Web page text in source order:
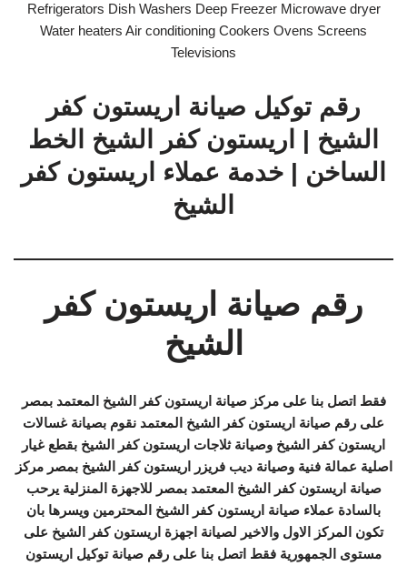
Refrigerators Dish Washers Deep Freezer Microwave dryer
Water heaters Air conditioning Cookers Ovens Screens
Televisions
رقم توكيل صيانة اريستون كفر
الشيخ | اريستون كفر الشيخ الخط
الساخن | خدمة عملاء اريستون كفر
الشيخ
رقم صيانة اريستون كفر
الشيخ
فقط اتصل بنا على مركز صيانة اريستون كفر الشيخ المعتمد بمصر
على رقم صيانة اريستون كفر الشيخ المعتمد نقوم بصيانة غسالات
اريستون كفر الشيخ وصيانة ثلاجات اريستون كفر الشيخ بقطع غيار
اصلية عمالة فنية وصيانة ديب فريزر اريستون كفر الشيخ بمصر مركز
صيانة اريستون كفر الشيخ المعتمد بمصر للاجهزة المنزلية يرحب
بالسادة عملاء صيانة اريستون كفر الشيخ المحترمين ويسرها بان
تكون المركز الاول والاخير لصيانة اجهزة اريستون كفر الشيخ على
مستوى الجمهورية فقط اتصل بنا على رقم صيانة توكيل اريستون